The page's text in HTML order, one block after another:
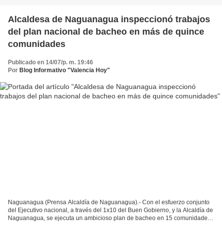
Alcaldesa de Naguanagua inspeccionó trabajos
del plan nacional de bacheo en más de quince
comunidades
Publicado en 14/07/p. m. 19:46
Por Blog Informativo "Valencia Hoy"
Naguanagua (Prensa Alcaldía de Naguanagua).- Con el esfuerzo conjunto
del Ejecutivo nacional, a través del 1x10 del Buen Gobierno, y la Alcaldía de
Naguanagua, se ejecuta un ambicioso plan de bacheo en 15 comunidades